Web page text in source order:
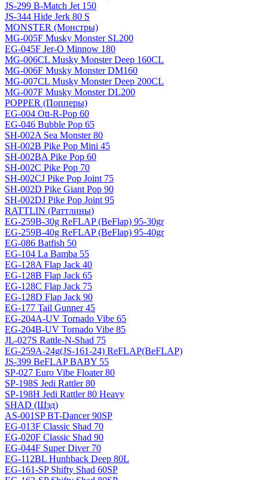
JS-299 B-Match Jet 150
JS-344 Hide Jerk 80 S
MONSTER (Монстры)
MG-005F Musky Monster SL200
EG-045F Jer-O Minnow 180
MG-006CL Musky Monster Deep 160CL
MG-006F Musky Monster DM160
MG-007CL Musky Monster Deep 200CL
MG-007F Musky Monster DL200
POPPER (Попперы)
EG-004 Ott-R-Pop 60
EG-046 Bubble Pop 65
SH-002A Sea Monster 80
SH-002B Pike Pop Mini 45
SH-002BA Pike Pop 60
SH-002C Pike Pop 70
SH-002CJ Pike Pop Joint 75
SH-002D Pike Giant Pop 90
SH-002DJ Pike Pop Joint 95
RATTLIN (Раттлины)
EG-259B-30g ReFLAP (BeFlap) 95-30gr
EG-259B-40g ReFLAP (BeFlap) 95-40gr
EG-086 Batfish 50
EG-104 La Bamba 55
EG-128A Flap Jack 40
EG-128B Flap Jack 65
EG-128C Flap Jack 75
EG-128D Flap Jack 90
EG-177 Tail Gunner 45
EG-204A-UV Tornado Vibe 65
EG-204B-UV Tornado Vibe 85
JL-027S Rattle-N-Shad 75
EG-259A-24g(JS-161-24) ReFLAP(BeFLAP)
JS-399 BeFLAP BABY 55
SP-027 Euro Vibe Floater 80
SP-198S Jedi Rattler 80
SP-198H Jedi Rattler 80 Heavy
SHAD (Шэд)
AS-001SP BT-Dancer 90SP
EG-013F Classic Shad 70
EG-020F Classic Shad 90
EG-044F Super Diver 70
EG-112BL Hunhback Deep 80L
EG-161-SP Shifty Shad 60SP